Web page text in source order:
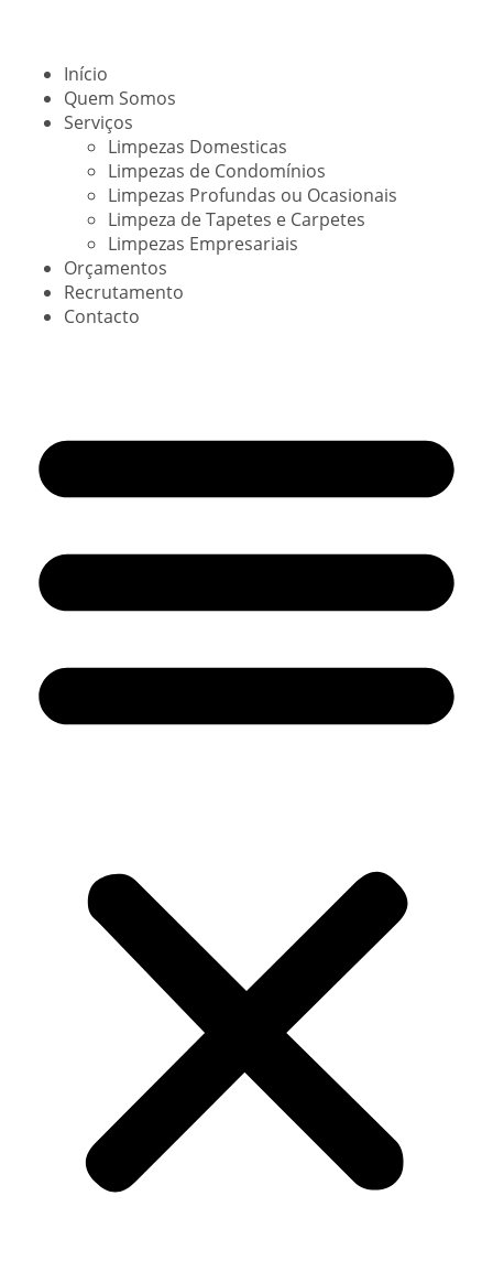
Início
Quem Somos
Serviços
Limpezas Domesticas
Limpezas de Condomínios
Limpezas Profundas ou Ocasionais
Limpeza de Tapetes e Carpetes
Limpezas Empresariais
Orçamentos
Recrutamento
Contacto